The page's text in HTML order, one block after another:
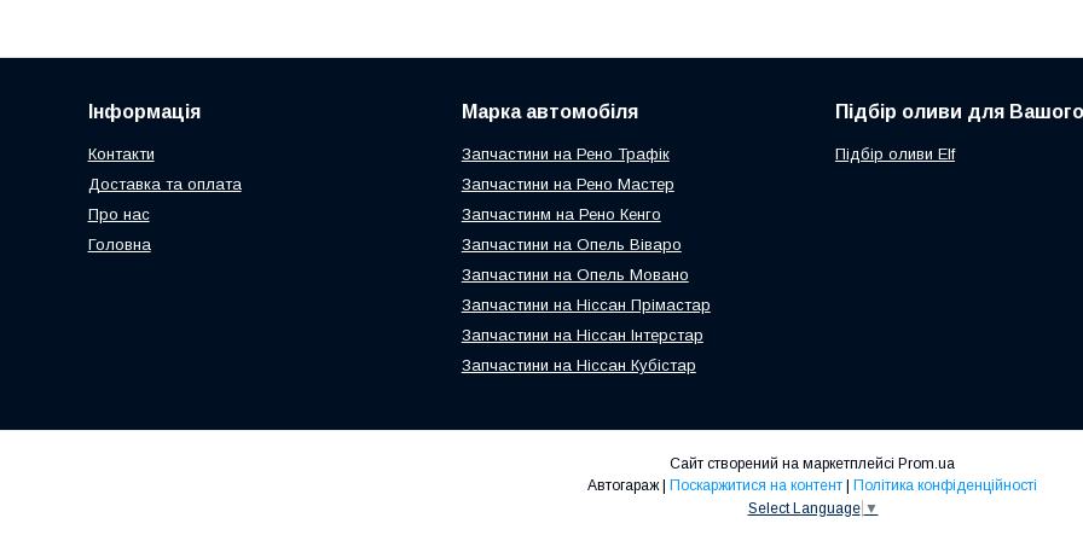
Інформація
Контакти
Доставка та оплата
Про нас
Головна
Марка автомобіля
Запчастини на Рено Трафік
Запчастини на Рено Мастер
Запчастинм на Рено Кенго
Запчастини на Опель Віваро
Запчастини на Опель Мовано
Запчастини на Ніссан Прімастар
Запчастини на Ніссан Інтерстар
Запчастини на Ніссан Кубістар
Підбір оливи для
Підбір оливи Elf
Сайт створений на маркетплейсі Prom.ua
Поскаржитися на контент
Політика конфіденційності
Select Language ▼